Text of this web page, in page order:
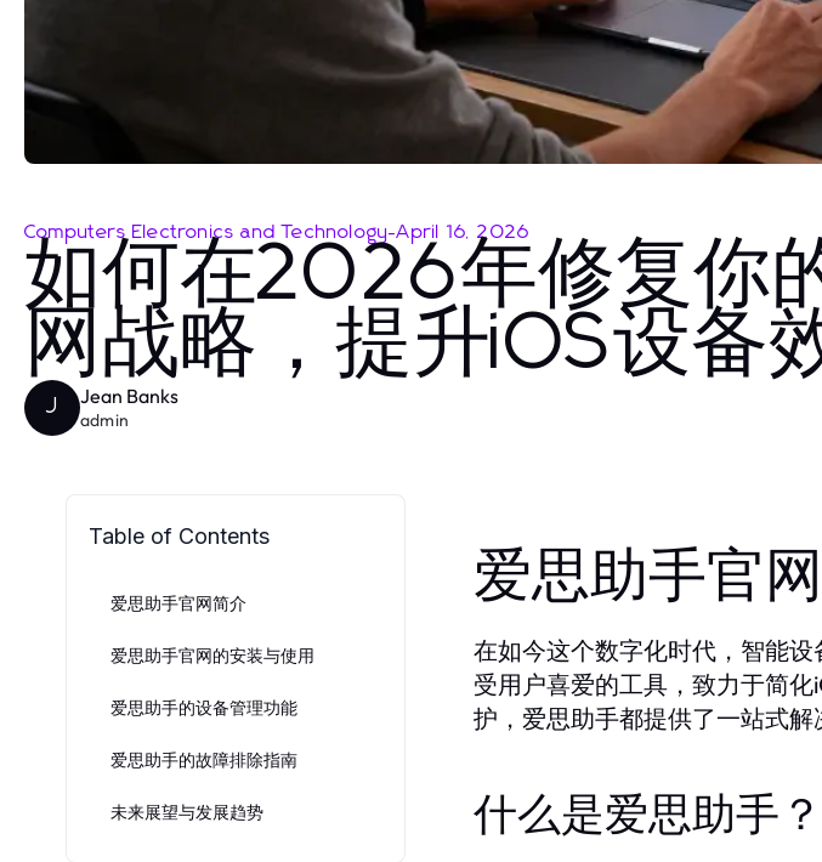
Computers Electronics and Technology-April 16, 2026
如何在2026年修复你
网战略，提升iOS设备
J Jean Banks
admin
Table of Contents
爱思助手官网简介
爱思助手官网的安装与使用
爱思助手的设备管理功能
爱思助手的故障排除指南
未来展望与发展趋势
爱思助手官
在如今这个数字化时代，智能
受用户喜爱的工具，致力于简
护，爱思助手都提供了一站式解
什么是爱思助手？